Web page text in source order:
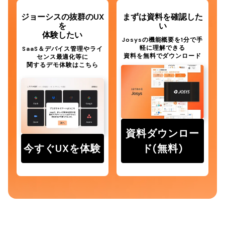
ジョーシスの抜群のUX
を
体験したい
SaaS＆デバイス管理やライ
センス最適化等に
関するデモ体験はこちら
今すぐUXを体験
まずは資料を確認した
い
Josysの機能概要を1分で手
軽に理解できる
資料を無料でダウンロード
資料ダウンロー
ド(無料)